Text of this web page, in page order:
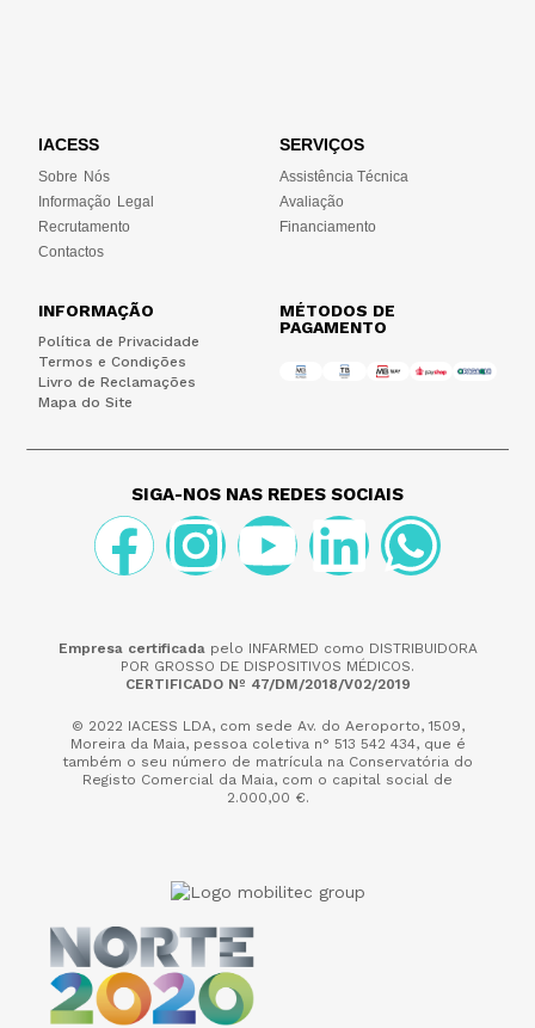
IACESS
Sobre Nós
Informação Legal
Recrutamento
Contactos
SERVIÇOS
Assistência Técnica
Avaliação
Financiamento
INFORMAÇÃO
Política de Privacidade
Termos e Condições
Livro de Reclamações
Mapa do Site
MÉTODOS DE
PAGAMENTO
SIGA-NOS NAS REDES SOCIAIS
Empresa certificadapelo INFARMED como DISTRIBUIDORA
POR GROSSO DE DISPOSITIVOS MÉDICOS.
CERTIFICADO Nº 47/DM/2018/V02/2019
© 2022 IACESS LDA, com sede Av. do Aeroporto, 1509,
Moreira da Maia, pessoa coletiva n° 513 542 434, que é
também o seu número de matrícula na Conservatória do
Registo Comercial da Maia, com o capital social de
2.000,00 €.